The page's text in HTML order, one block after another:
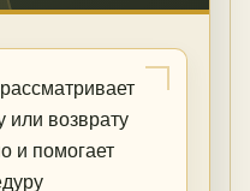
возврату
и помогает